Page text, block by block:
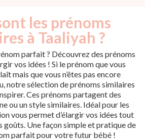
les prénoms
à Taaliyah ?
parfait ? Découvrez des prénoms
vos idées ! Si le prénom que vous
mais que vous n’êtes pas encore
notre sélection de prénoms similaires
Ces prénoms partagent des
ou un style similaires. Idéal pour les
vous permet d’élargir vos idées tout
goûts. Une façon simple et pratique de
parfait pour votre futur bébé !